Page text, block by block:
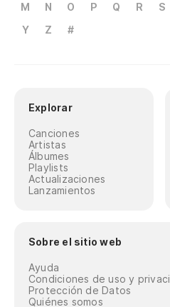
M
N O P Q R S
Y
Z #
Explorar
Canciones
Artistas
Álbumes
Playlists
Actualizaciones
Lanzamientos
Sobre el sitio web
Ayuda
Condiciones de uso y
Protección de Datos
Quiénes somos